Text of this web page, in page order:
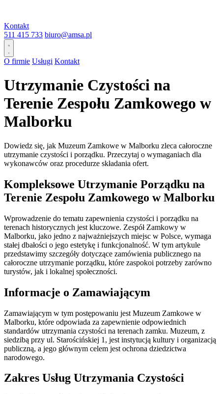
Kontakt
511 415 733 biuro@amsa.pl
O firmie Usługi Kontakt
Utrzymanie Czystości na
Terenie Zespołu Zamkowego w
Malborku
Dowiedz się, jak Muzeum Zamkowe w Malborku zleca całoroczne
utrzymanie czystości i porządku. Przeczytaj o wymaganiach dla
wykonawców oraz procedurze składania ofert.
Kompleksowe Utrzymanie Porządku na
Terenie Zespołu Zamkowego w Malborku
Wprowadzenie do tematu zapewnienia czystości i porządku na
terenach historycznych jest kluczowe. Zespół Zamkowy w
Malborku, jako jedno z najważniejszych miejsc w Polsce, wymaga
stałej dbałości o jego estetykę i funkcjonalność. W tym artykule
przedstawimy szczegóły dotyczące zamówienia publicznego na
całoroczne utrzymanie porządku, które zaspokoi potrzeby zarówno
turystów, jak i lokalnej społeczności.
Informacje o Zamawiającym
Zamawiającym w tym postępowaniu jest Muzeum Zamkowe w
Malborku, które odpowiada za zapewnienie odpowiednich
standardów utrzymania czystości na terenach zamku. Muzeum, z
siedzibą przy ul. Starościńskiej 1, jest instytucją kultury i organizacją
publiczną, a jego głównym celem jest ochrona dziedzictwa
narodowego.
Zakres Usług Utrzymania Czystości